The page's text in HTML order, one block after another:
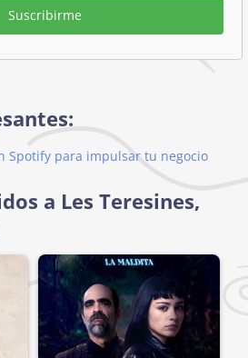
Suscribirme
Spotify para impulsar tu negocio
a Les Teresines,